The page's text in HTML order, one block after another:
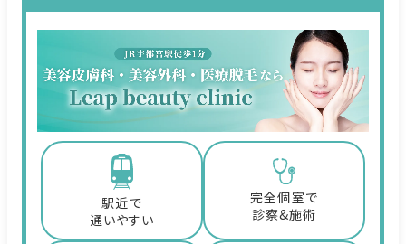
駅近で
通いやすい
完全個室で
診察&施術